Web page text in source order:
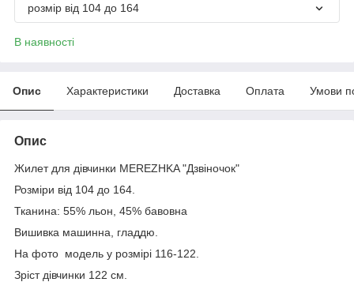
розмір від 104 до 164
В наявності
Опис Характеристики Доставка Оплата Умови
Опис
Жилет для дівчинки MEREZHKA "Дзвіночок"
Розміри від 104 до 164.
Тканина: 55% льон, 45% бавовна
Вишивка машинна, гладдю.
На фото модель у розмірі 116-122.
Зріст дівчинки 122 см.